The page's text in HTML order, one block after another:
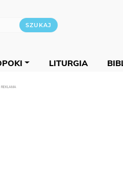
LITURGIA
REKLAMA